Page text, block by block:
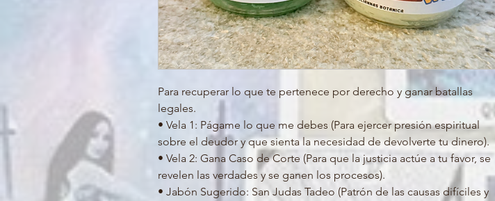
Para recuperar lo que te pertenece por derecho y ganar batallas
legales.
• Vela 1: Págame lo que me debes (Para ejercer presión espiritual
sobre el deudor y que sienta la necesidad de devolverte tu dinero).
• Vela 2: Gana Caso de Corte (Para que la justicia actúe a tu favor, se
revelen las verdades y se ganen los procesos).
• Jabón Sugerido: San Judas Tadeo (Patrón de las causas difíciles y